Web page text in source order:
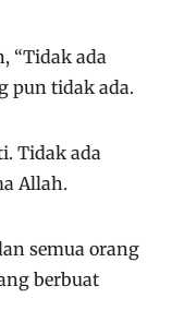
“Tidak ada
pun tidak ada.
Tidak ada
Allah.
semua orang
berbuat